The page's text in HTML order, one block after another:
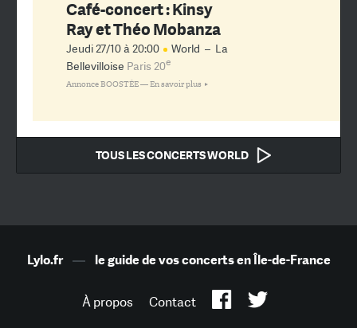
Café-concert : Kinsy
Ray et Théo Mobanza
Jeudi 27/10 à 20:00 World – La
Bellevilloise Paris 20e
Annonce BOOSTÉE —En savoir plus
TOUS LES CONCERTS WORLD
Lylo.fr— le guide de vos concerts en Île-de-France
À propos Contact